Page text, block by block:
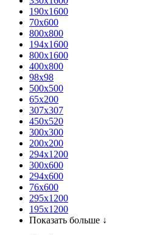
190x1600
70x600
800x800
194x1600
800x1600
400х800
98x98
500x500
65x200
307x307
450x520
300x300
200x200
294x1200
300x600
294x600
76х600
295х1200
195х1200
Показать больше ↓